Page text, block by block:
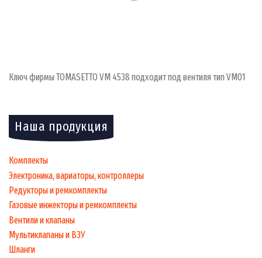
Ключ фирмы TOMASETTO VM 4538 подходит под вентиля тип VM01
Наша продукция
Комплекты
Электроника, вариаторы, контроллеры
Редукторы и ремкомплекты
Газовые инжекторы и ремкомплекты
Вентили и клапаны
Мультиклапаны и ВЗУ
Шланги